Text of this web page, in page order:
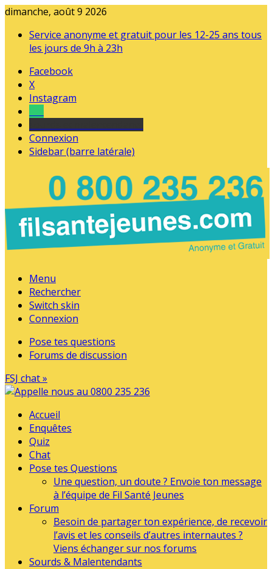
dimanche, août 9 2026
Service anonyme et gratuit pour les 12-25 ans tous
les jours de 9h à 23h
Facebook
X
Instagram
Connexion
Sidebar (barre latérale)
Menu
Rechercher
Switch skin
Connexion
Pose tes questions
Forums de discussion
FSJ chat »
Accueil
Enquêtes
Quiz
Chat
Pose tes Questions
Une question, un doute ? Envoie ton message
à l’équipe de Fil Santé Jeunes
Forum
Besoin de partager ton expérience, de recevoir
l’avis et les conseils d’autres internautes ?
Viens échanger sur nos forums
Sourds & Malentendants